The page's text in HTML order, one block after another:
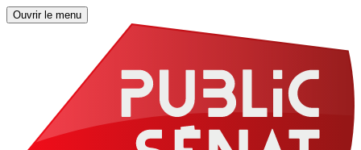
Ouvrir le menu